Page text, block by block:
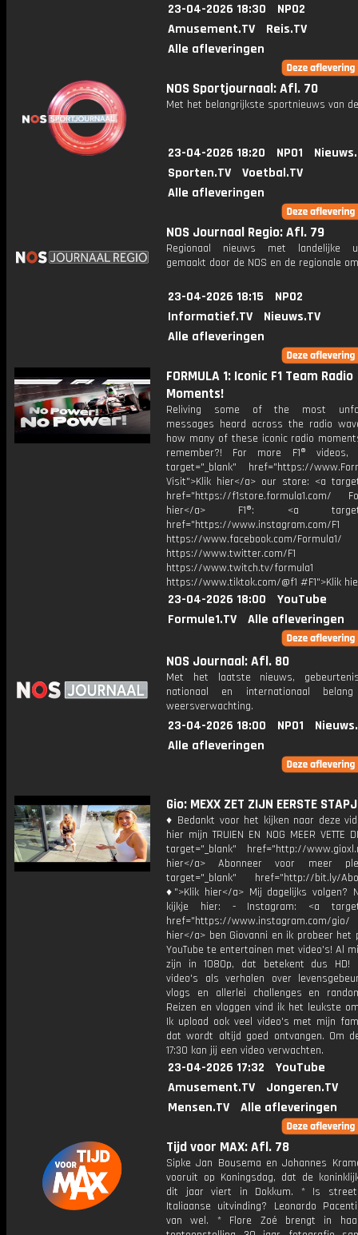
23-04-2026 18:30
NPO2
Amusement.TV
Reis.TV
Alle afleveringen
NOS Sportjournaal: Afl. 70
Met het belangrijkste sportnieuws van
23-04-2026 18:20 NPO1
Sporten.TV
Voetbal.TV
Alle afleveringen
NOS Journaal Regio: Afl. 79
Regionaal nieuws met landelijke
gemaakt door de NOS en de regionale
23-04-2026 18:15
NPO2
Informatief.TV
Nieuws.TV
Alle afleveringen
FORMULA 1: Iconic F1 Team Radio
Moments!
Reliving some of the most
messages heard across the radio
how many of these iconic radio
remember?! For more F1®
target="_blank" href="https://
Visit">Klik hier</a> our store: <a
href="https://f1store.formula1.com/
hier</a> F1®: <a
href="https://www.instagram.com/F1
https://www.facebook.com/Formula1/
https://www.twitter.com/F1
https://www.twitch.tv/formula1
https://www.tiktok.com/@f1 #F1">Klik
23-04-2026 18:00
YouTube
Formule1.TV
Alle afleveringen
NOS Journaal: Afl. 80
Met het laatste nieuws,
nationaal en internationaal
weersverwachting.
23-04-2026 18:00 NPO1
Alle afleveringen
Gio: MEXX ZET ZIJN EERSTE
♦ Bedankt voor het kijken naar deze
hier mijn TRUIEN EN NOG MEER VETTE
target="_blank" href="http://
hier</a> Abonneer voor meer
target="_blank" href="http://bit.ly/
♦">Klik hier</a> Mij dagelijks volgen?
kijkje hier: - Instagram: <a
href="https://www.instagram.com/
hier</a> ben Giovanni en ik probeer het
YouTube te entertainen met video's! Al
zijn in 1080p, dat betekent dus HD!
video's als verhalen over
vlogs en allerlei challenges en
Reizen en vloggen vind ik het leukste
Ik upload ook veel video's met mijn
dat wordt altijd goed ontvangen. Om
17:30 kan jij een video verwachten.
23-04-2026 17:32
YouTube
Amusement.TV
Jongeren.TV
Mensen.TV
Alle afleveringen
Tijd voor MAX: Afl. 78
Sipke Jan Bousema en Johannes
vooruit op Koningsdag, dat de
dit jaar viert in Dokkum. * Is
Italiaanse uitvinding? Leonardo
van wel. * Flore Zoé brengt in